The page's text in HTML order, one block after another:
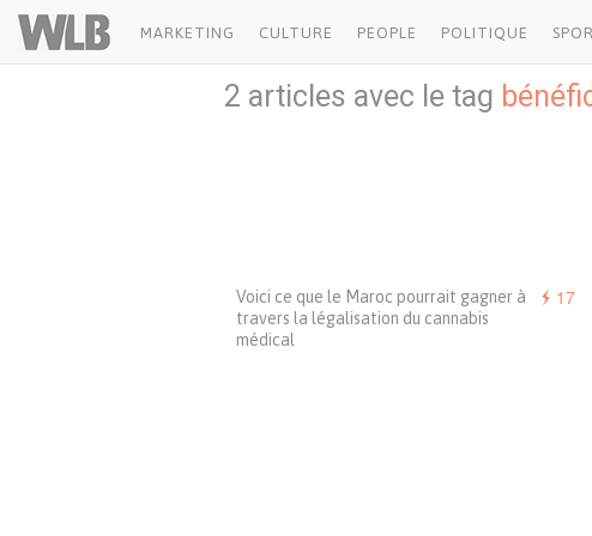
Welovebuzz
MARKETING CULTURE PEOPLE POLITIQUE
2 articles avec le tag
17
Voici ce que le Maroc pourrait gagner à
travers la légalisation du cannabis
médical